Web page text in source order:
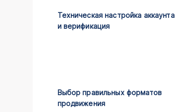
Техническая настройка аккаунта
и верификация
Выбор правильных форматов
продвижения